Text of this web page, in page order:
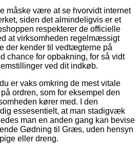
måske være at se hvorvidt internet
siden det almindeligvis er et
respekterer de officielle
at virksomheden regelmæssigt
der kender til vedtægterne på
chance for opbakning, for så vidt
ved dit indkøb.
er vaks omkring de mest vitale
ordren, som for eksempel den
kører med. I den
essesentielt, at man stadigvæk
man en anden gang kan bevise
Gødning til Græs, uden hensyn
eller dreng.